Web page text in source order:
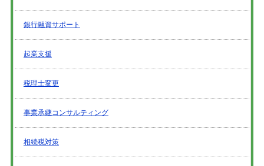
銀行融資サポート
起業支援
税理士変更
事業承継コンサルティング
相続税対策